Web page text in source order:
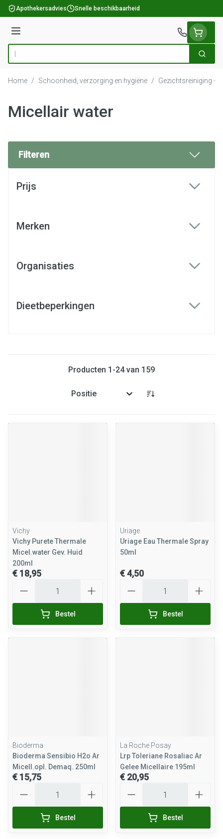
Ga naar de inhoud
Apothekersadvies Snelle beschikbaarheid
Menu
Product, merk, categorie... Zoek
Home / Schoonheid, verzorging en hygiëne / Gezichtsreiniging -
Micellair water
Filteren
Prijs
Merken
Organisaties
Dieetbeperkingen
Producten 1 -24van 159
Sorteer op:
Vichy
Vichy Purete Thermale
Micel.water Gev. Huid
200ml
€ 18,95
Bestel
Uriage
Uriage Eau Thermale Spray
50ml
€ 4,50
Bestel
Bioderma
Bioderma Sensibio H2o Ar
Micell.opl. Demaq. 250ml
€ 15,75
Bestel
La Roche Posay
Lrp Toleriane Rosaliac Ar
Gelee Micellaire 195ml
€ 20,95
Bestel